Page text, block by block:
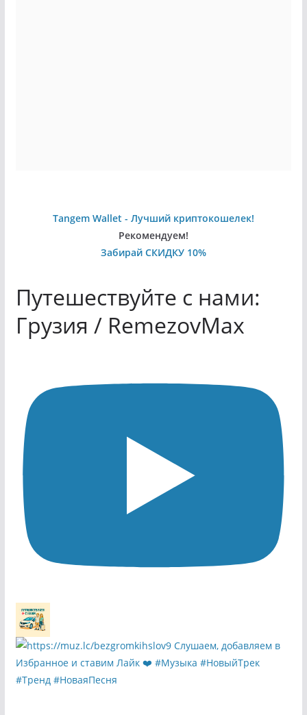
Tangem Wallet - Лучший криптокошелек!
Рекомендуем!
Забирай СКИДКУ 10%
Путешествуйте с нами:
Грузия / RemezovMax